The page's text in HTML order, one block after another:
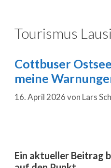
Tourismus
Cottbuser
meine
16. April 2026von Lars
Ein aktueller Beitrag